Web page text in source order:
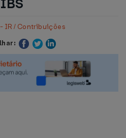
IBS
IR / Contribuições